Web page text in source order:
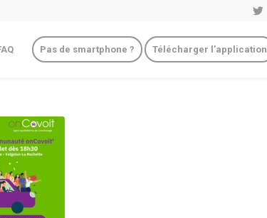
Pas de smartphone ? Télécharger l’application